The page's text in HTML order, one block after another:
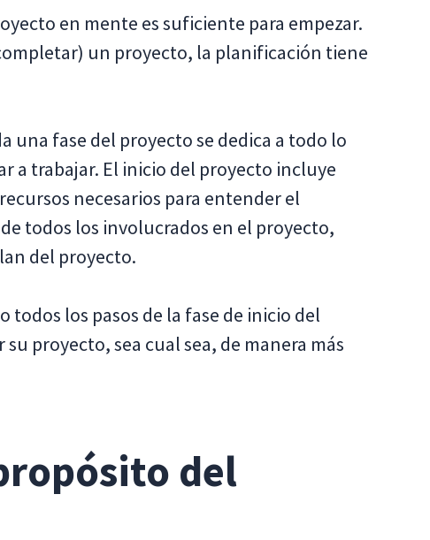
en mente es suficiente para empezar.
un proyecto, la planificación tiene
una fase del proyecto se dedica a todo lo
a trabajar. El inicio del proyecto incluye
necesarios para entender el
todos los involucrados en el proyecto,
del proyecto.
todos los pasos de la fase de inicio del
proyecto, sea cual sea, de manera más
del